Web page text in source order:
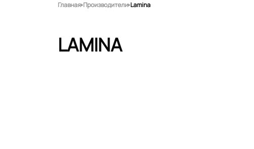
Главная Производители Lamina
LAMINA